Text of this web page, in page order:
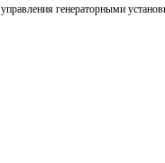
управления генераторными